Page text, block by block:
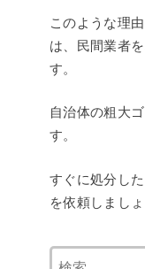
このような理
は、民間業者
す。
自治体の粗大
す。
すぐに処分し
を依頼しましょ